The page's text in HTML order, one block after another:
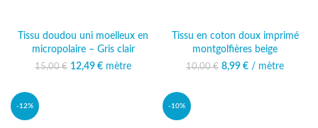
Tissu doudou uni moelleux en
micropolaire – Gris clair
15,00€ Le prix initial était :
12,49 €
Le prix
mètre
Tissu en coton doux imprimé
montgolfières beige
10,00€ Le prix initial était :
8,99 € Le prix actuel
/ mètre
-12% -10%